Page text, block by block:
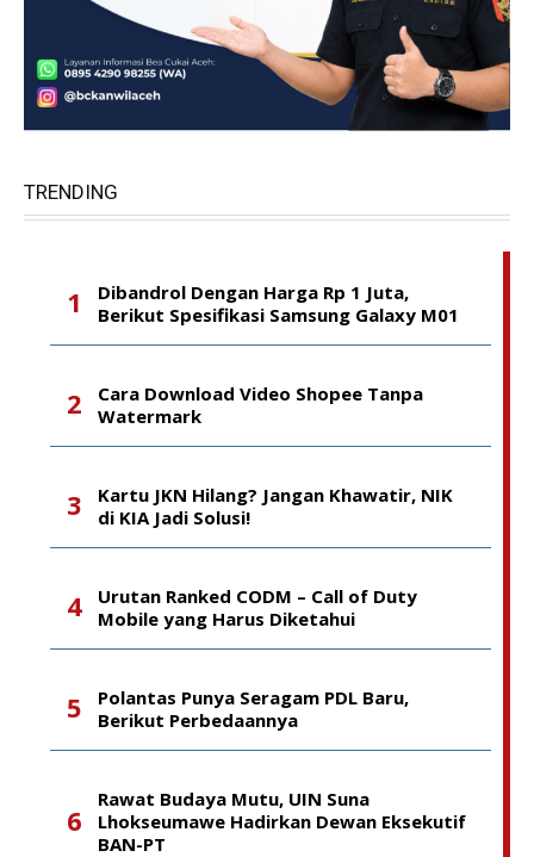
TRENDING
Dibandrol Dengan Harga Rp 1 Juta,
Berikut Spesifikasi Samsung Galaxy M01
Cara Download Video Shopee Tanpa
Watermark
Kartu JKN Hilang? Jangan Khawatir, NIK
di KIA Jadi Solusi!
Urutan Ranked CODM – Call of Duty
Mobile yang Harus Diketahui
Polantas Punya Seragam PDL Baru,
Berikut Perbedaannya
Rawat Budaya Mutu, UIN Suna
Lhokseumawe Hadirkan Dewan Eksekutif
BAN-PT